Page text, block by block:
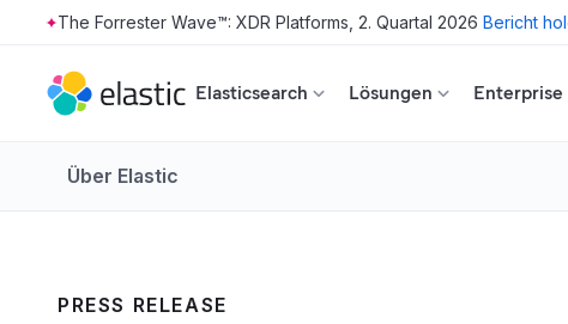
Skip to main content
The Forrester Wave™: XDR Platforms, 2. Quartal 2026 Bericht
Elasticsearch Lösungen Enterprise
Über Elastic
PRESS RELEASE